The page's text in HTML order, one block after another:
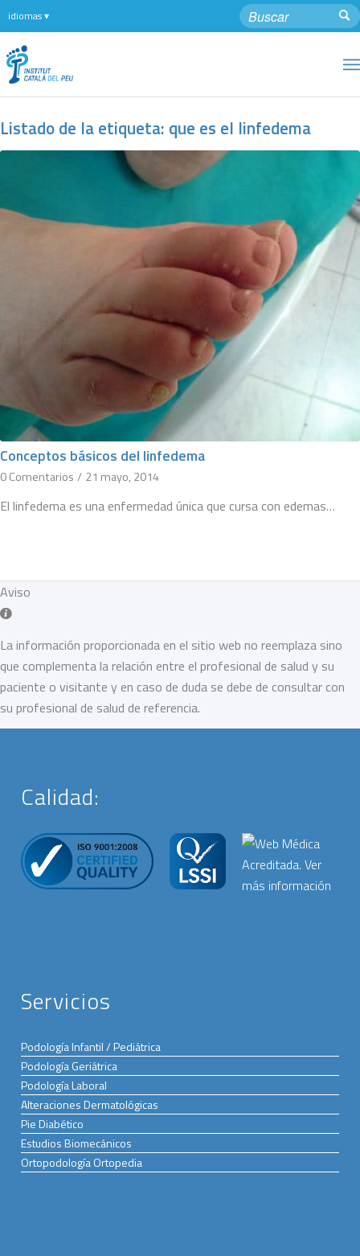
Listado de la etiqueta: que es el linfedema
Conceptos básicos del linfedema
0 Comentarios / 21 mayo, 2014
El linfedema es una enfermedad única que cursa con edemas…
Aviso
La información proporcionada en el sitio web no reemplaza sino
que complementa la relación entre el profesional de salud y su
paciente o visitante y en caso de duda se debe de consultar con
su profesional de salud de referencia.
Calidad:
Servicios
Podología Infantil / Pediátrica
Podología Geriátrica
Podología Laboral
Alteraciones Dermatológicas
Pie Diabético
Estudios Biomecánicos
Ortopodología Ortopedia